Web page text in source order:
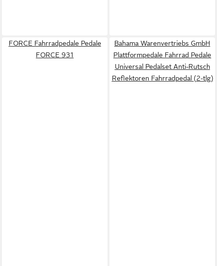
FORCE Fahrradpedale Pedale
FORCE 931
Bahama Warenvertriebs GmbH
Plattformpedale Fahrrad Pedale
Universal Pedalset Anti-Rutsch
Reflektoren Fahrradpedal (2-tlg)